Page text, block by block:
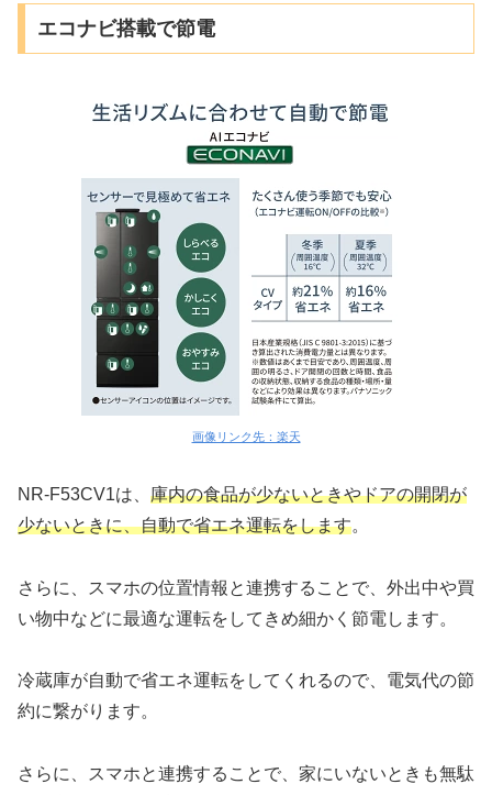
エコナビ搭載で節電
画像リンク先：楽天
NR-F53CV1は、 庫内の食品が少ないときやドアの開閉が
少ないときに、自動で省エネ運転をします。
さらに、スマホの位置情報と連携することで、外出中や買
い物中などに最適な運転をしてきめ細かく節電します。
冷蔵庫が自動で省エネ運転をしてくれるので、電気代の節
約に繋がります。
さらに、スマホと連携することで、家にいないときも無駄